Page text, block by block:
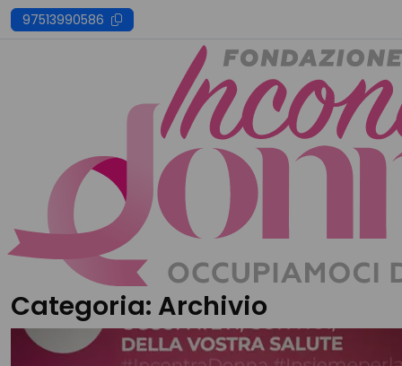
Skip
to
97513990586
Categoria: Archivio